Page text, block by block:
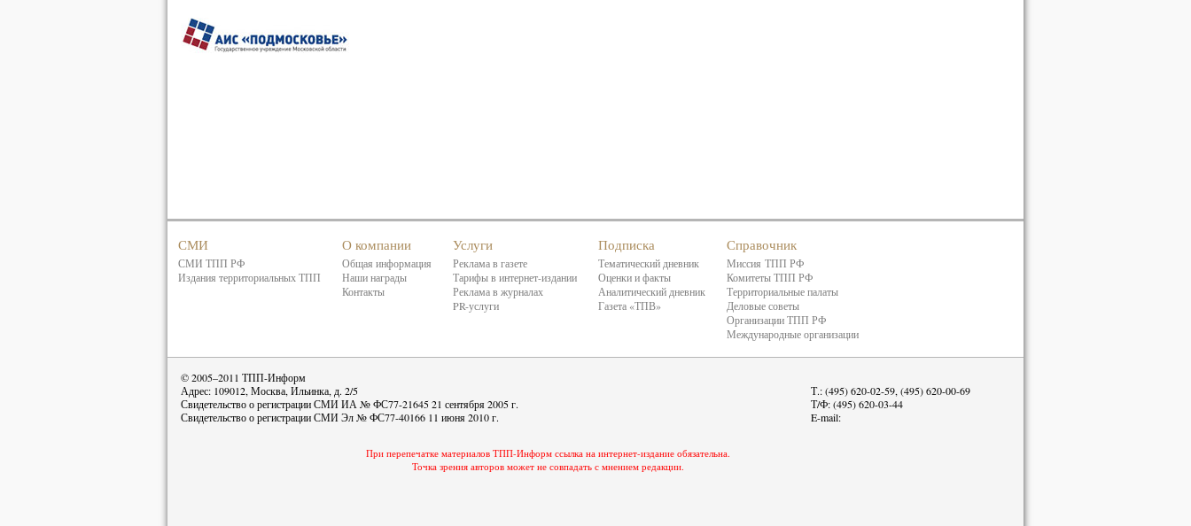
СМИ
СМИ ТПП РФ
Издания территориальных ТПП
О компании
Общая информация
Наши награды
Контакты
Услуги
Реклама в газете
Тарифы в интернет-издании
Реклама в журналах
PR-услуги
Подписка
Тематический дневник
Оценки и факты
Аналитический дневник
Газета «ТПВ»
Справочник
Миссия ТПП РФ
Комитеты ТПП РФ
Территориальные палаты
Деловые советы
Организации ТПП РФ
Международные организации
© 2005–2011 ТПП-Информ
Адрес: 109012, Москва, Ильинка, д. 2/5
Свидетельство о регистрации СМИ ИА № ФС77-21645 21 сентября 2005 г.
Свидетельство о регистрации СМИ Эл № ФС77-40166 11 июня 2010 г.
Т.: (495) 620-02-59, (495) 620-00-69
Т/Ф: (495) 620-03-44
E-mail:
При перепечатке материалов ТПП-Информ ссылка на интернет-издание обязательна.
Точка зрения авторов может не совпадать с мнением редакции.